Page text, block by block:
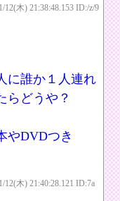
12(木) 21:38:48.153 ID:/z/9
に誰か１人連れ
らどうや？
やDVDつき
12(木) 21:40:28.121 ID:7a